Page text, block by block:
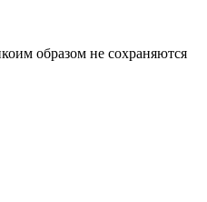
образом не сохраняются